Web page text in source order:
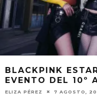
BLACKPINK
EVENTO DEL 10º
ELIZA PÉREZ 7 AGOSTO,